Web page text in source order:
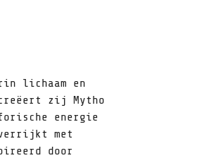
lichaam en
zij Mytho
energie
verrijkt met
door